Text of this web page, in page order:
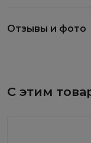
Отзывы и фото
С этим